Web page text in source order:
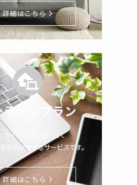
詳細はこちら
インプラン
ライン（ZOOM）にて
手伝いをするサービスです。
詳細はこちら